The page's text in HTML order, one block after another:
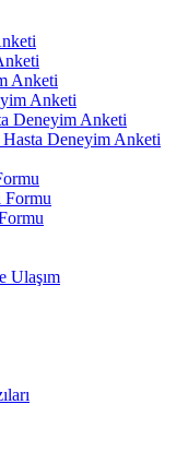
Anketi
Anketi
Deneyim Anketi
Deneyim Anketi
Formu
Ulaşım